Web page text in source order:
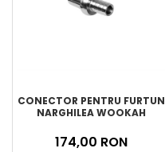
CONECTOR PENTRU FURTUN
NARGHILEA WOOKAH
174,00 RON